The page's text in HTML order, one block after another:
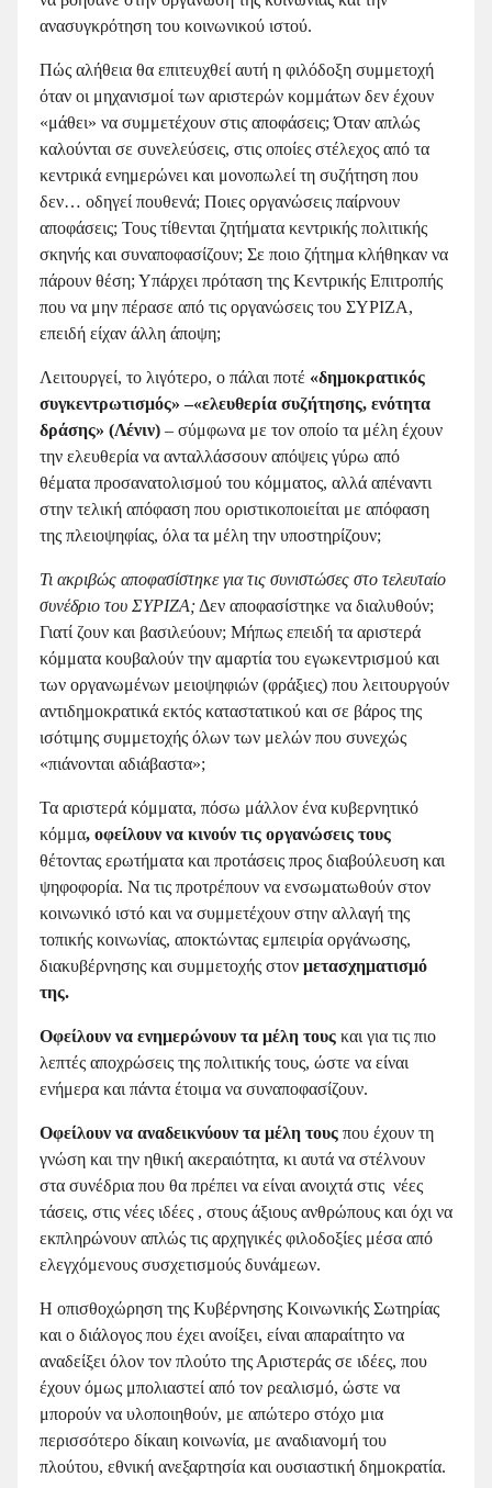
ανασυγκρότηση του κοινωνικού ιστού.
Πώς αλήθεια θα επιτευχθεί αυτή η φιλόδοξη συμμετοχή
όταν οι μηχανισμοί των αριστερών κομμάτων δεν έχουν
«μάθει» να συμμετέχουν στις αποφάσεις; Όταν απλώς
καλούνται σε συνελεύσεις, στις οποίες στέλεχος από τα
κεντρικά ενημερώνει και μονοπωλεί τη συζήτηση που
δεν… οδηγεί πουθενά; Ποιες οργανώσεις παίρνουν
αποφάσεις; Τους τίθενται ζητήματα κεντρικής πολιτικής
σκηνής και συναποφασίζουν; Σε ποιο ζήτημα κλήθηκαν να
πάρουν θέση; Υπάρχει πρόταση της Κεντρικής Επιτροπής
που να μην πέρασε από τις οργανώσεις του ΣΥΡΙΖΑ,
επειδή είχαν άλλη άποψη;
Λειτουργεί, το λιγότερο, ο πάλαι ποτέ «δημοκρατικός
συγκεντρωτισμός» –«ελευθερία συζήτησης, ενότητα
δράσης» (Λένιν) – σύμφωνα με τον οποίο τα μέλη έχουν
την ελευθερία να ανταλλάσσουν απόψεις γύρω από
θέματα προσανατολισμού του κόμματος, αλλά απέναντι
στην τελική απόφαση που οριστικοποιείται με απόφαση
της πλειοψηφίας, όλα τα μέλη την υποστηρίζουν;
Τι ακριβώς αποφασίστηκε για τις συνιστώσες στο τελευταίο
συνέδριο του ΣΥΡΙΖΑ; Δεν αποφασίστηκε να διαλυθούν;
Γιατί ζουν και βασιλεύουν; Μήπως επειδή τα αριστερά
κόμματα κουβαλούν την αμαρτία του εγωκεντρισμού και
των οργανωμένων μειοψηφιών (φράξιες) που λειτουργούν
αντιδημοκρατικά εκτός καταστατικού και σε βάρος της
ισότιμης συμμετοχής όλων των μελών που συνεχώς
«πιάνονται αδιάβαστα»;
Τα αριστερά κόμματα, πόσω μάλλον ένα κυβερνητικό
κόμμα, οφείλουν να κινούν τις οργανώσεις τους
θέτοντας ερωτήματα και προτάσεις προς διαβούλευση και
ψηφοφορία. Να τις προτρέπουν να ενσωματωθούν στον
κοινωνικό ιστό και να συμμετέχουν στην αλλαγή της
τοπικής κοινωνίας, αποκτώντας εμπειρία οργάνωσης,
διακυβέρνησης και συμμετοχής στον μετασχηματισμό
της.
Οφείλουν να ενημερώνουν τα μέλη τους και για τις πιο
λεπτές αποχρώσεις της πολιτικής τους, ώστε να είναι
ενήμερα και πάντα έτοιμα να συναποφασίζουν.
Οφείλουν να αναδεικνύουν τα μέλη τους που έχουν τη
γνώση και την ηθική ακεραιότητα, κι αυτά να στέλνουν
στα συνέδρια που θα πρέπει να είναι ανοιχτά στις νέες
τάσεις, στις νέες ιδέες , στους άξιους ανθρώπους και όχι να
εκπληρώνουν απλώς τις αρχηγικές φιλοδοξίες μέσα από
ελεγχόμενους συσχετισμούς δυνάμεων.
Η οπισθοχώρηση της Κυβέρνησης Κοινωνικής Σωτηρίας
και ο διάλογος που έχει ανοίξει, είναι απαραίτητο να
αναδείξει όλον τον πλούτο της Αριστεράς σε ιδέες, που
έχουν όμως μπολιαστεί από τον ρεαλισμό, ώστε να
μπορούν να υλοποιηθούν, με απώτερο στόχο μια
περισσότερο δίκαιη κοινωνία, με αναδιανομή του
πλούτου, εθνική ανεξαρτησία και ουσιαστική δημοκρατία.